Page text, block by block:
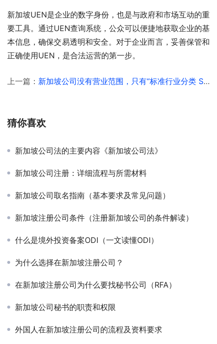
新加坡UEN是企业的数字身份，也是与政府和市场互动的重
要工具。通过UEN查询系统，公众可以便捷地获取企业的基
本信息，确保交易透明和安全。对于企业而言，妥善保管和
正确使用UEN，是合法运营的第一步。
上一篇： 新加坡公司没有营业范围，只有“标准行业分类 SSIC”
猜你喜欢
新加坡公司法的主要内容《新加坡公司法》
新加坡公司注册：详细流程与所需材料
新加坡公司取名指南（基本要求及常见问题）
新加坡注册公司条件（注册新加坡公司的条件解读）
什么是境外投资备案ODI（一文读懂ODI）
为什么选择在新加坡注册公司？
在新加坡注册公司为什么要找秘书公司（RFA）
新加坡公司秘书的职责和权限
外国人在新加坡注册公司的流程及资料要求